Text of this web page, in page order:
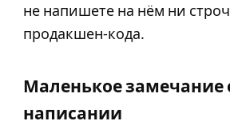
не напишете на нём ни
продакшен-кода.
Маленькое замечание
написании